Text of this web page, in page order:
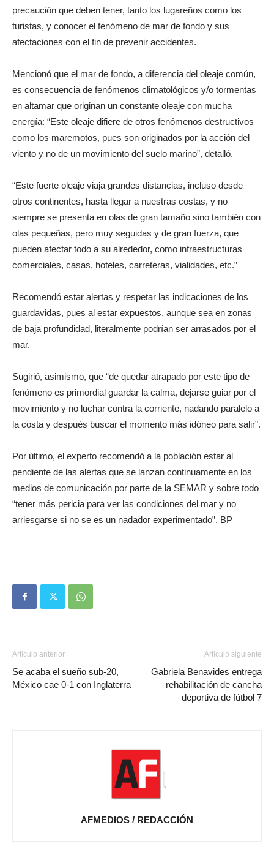
precaución que deben tener, tanto los lugareños como los
turistas, y conocer el fenómeno de mar de fondo y sus
afectaciones con el fin de prevenir accidentes.
Mencionó que el mar de fondo, a diferencia del oleaje común,
es consecuencia de fenómenos climatológicos y/o tormentas
en altamar que originan un constante oleaje con mucha
energía: “Este oleaje difiere de otros fenómenos destructivos
como los maremotos, pues son originados por la acción del
viento y no de un movimiento del suelo marino”, detalló.
“Este fuerte oleaje viaja grandes distancias, incluso desde
otros continentes, hasta llegar a nuestras costas, y no
siempre se presenta en olas de gran tamaño sino también con
olas pequeñas, pero muy seguidas y de gran fuerza, que
pueden afectar todo a su alrededor, como infraestructuras
comerciales, casas, hoteles, carreteras, vialidades, etc.”
Recomendó estar alertas y respetar las indicaciones de los
guardavidas, pues al estar expuestos, aunque sea en zonas
de baja profundidad, literalmente podrían ser arrasados por el
mar.
Sugirió, asimismo, que “de quedar atrapado por este tipo de
fenómeno es primordial guardar la calma, dejarse guiar por el
movimiento y no luchar contra la corriente, nadando paralelo a
la costa y después buscar el momento más idóneo para salir”.
Por último, el experto recomendó a la población estar al
pendiente de las alertas que se lanzan continuamente en los
medios de comunicación por parte de la SEMAR y sobre todo
“tener más pericia para ver las condiciones del mar y no
arriesgarse si no se es un nadador experimentado”. BP
Artículo anterior
Se acaba el sueño sub-20,
México cae 0-1 con Inglaterra
Artículo siguiente
Gabriela Benavides entrega
rehabilitación de cancha
deportiva de fútbol 7
AFMEDIOS / REDACCIÓN